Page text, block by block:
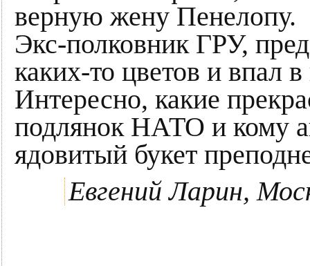
верную жену Пенелопу.
Экс-полковник ГРУ,
каких-то цветов и впал в
Интересно, какие
подлянок НАТО и кому
ядовитый букет
Евгений Ларин,